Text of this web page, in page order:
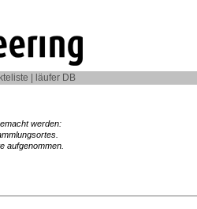
läufer DB
werden:
aufgenommen.